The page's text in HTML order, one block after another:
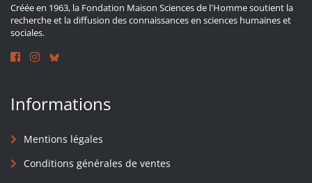
Créée en 1963, la Fondation Maison Sciences de l'Homme soutient la
recherche et la diffusion des connaissances en sciences humaines et
sociales.
Informations
Mentions légales
Conditions générales de ventes